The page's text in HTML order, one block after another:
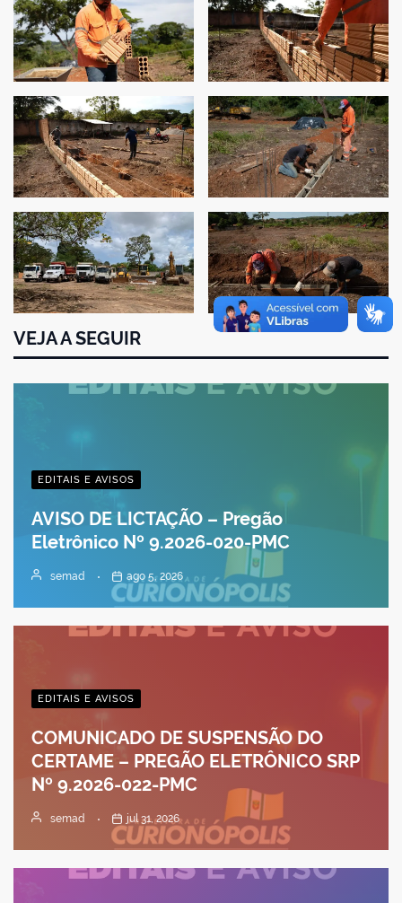
VEJA A SEGUIR
EDITAIS E AVISOS
AVISO DE LICTAÇÃO – Pregão
Eletrônico Nº 9.2026-020-PMC
semad ago 5, 2026
EDITAIS E AVISOS
COMUNICADO DE SUSPENSÃO DO
CERTAME – PREGÃO ELETRÔNICO SRP
Nº 9.2026-022-PMC
semad jul 31, 2026